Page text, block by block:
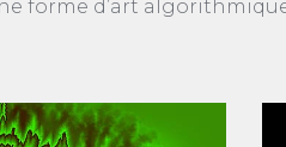
forme d’art